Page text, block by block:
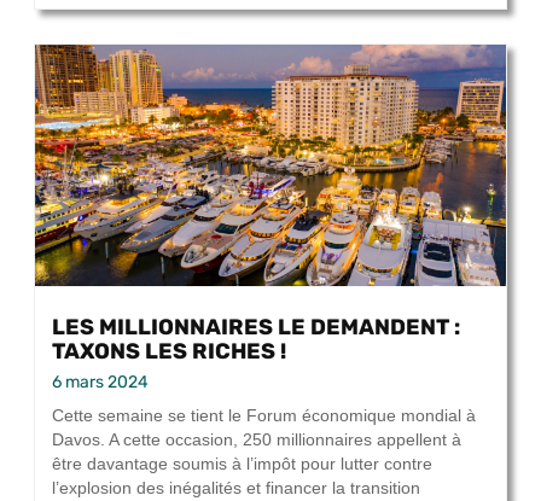
LES MILLIONNAIRES LE DEMANDENT :
TAXONS LES RICHES !
6 mars 2024
Cette semaine se tient le Forum économique mondial à
Davos. A cette occasion, 250 millionnaires appellent à
être davantage soumis à l’impôt pour lutter contre
l’explosion des inégalités et financer la transition